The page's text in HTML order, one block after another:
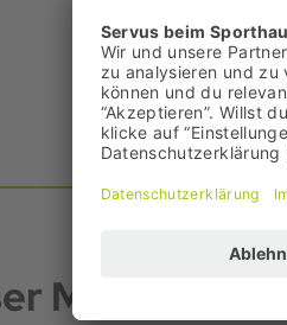
Bestpreis: 39,95 €
UVP: 59,99 €
Marke